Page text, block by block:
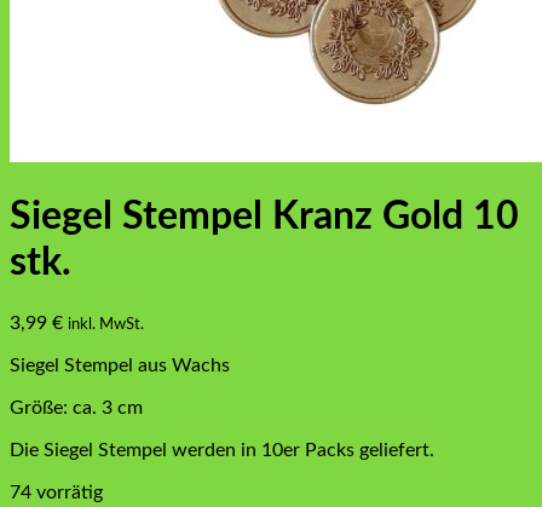
Siegel Stempel Kranz Gold 10
stk.
3,99 € inkl. MwSt.
Siegel Stempel aus Wachs
Größe: ca. 3 cm
Die Siegel Stempel werden in 10er Packs geliefert.
74 vorrätig